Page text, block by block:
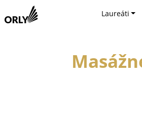
Laureáti